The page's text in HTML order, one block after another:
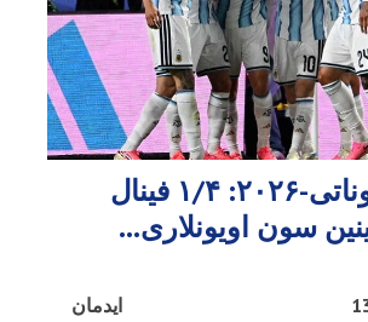
دنیا چمپیوناتی-۲۰۲۶: ۱/۴ فینال
سون اویونلاری...
ایدمان